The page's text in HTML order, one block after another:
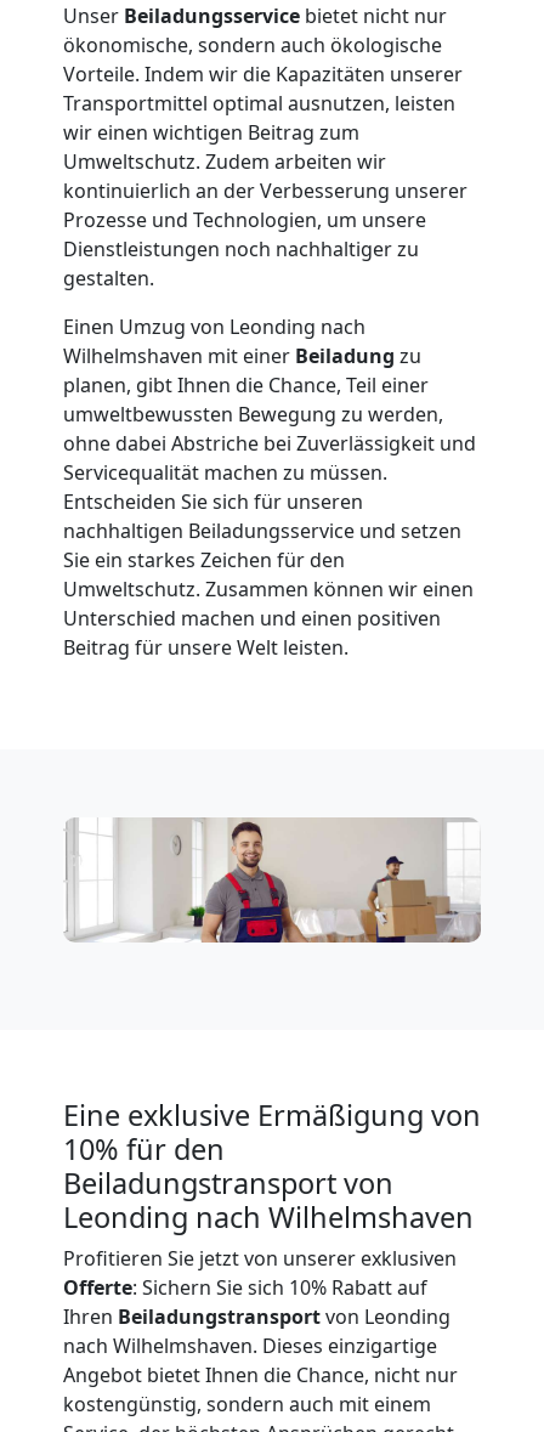
Unser Beiladungsservice bietet nicht nur
ökonomische, sondern auch ökologische
Vorteile. Indem wir die Kapazitäten unserer
Transportmittel optimal ausnutzen, leisten
wir einen wichtigen Beitrag zum
Umweltschutz. Zudem arbeiten wir
kontinuierlich an der Verbesserung unserer
Prozesse und Technologien, um unsere
Dienstleistungen noch nachhaltiger zu
gestalten.
Einen Umzug von Leonding nach
Wilhelmshaven mit einer Beiladung zu
planen, gibt Ihnen die Chance, Teil einer
umweltbewussten Bewegung zu werden,
ohne dabei Abstriche bei Zuverlässigkeit und
Servicequalität machen zu müssen.
Entscheiden Sie sich für unseren
nachhaltigen Beiladungsservice und setzen
Sie ein starkes Zeichen für den
Umweltschutz. Zusammen können wir einen
Unterschied machen und einen positiven
Beitrag für unsere Welt leisten.
Eine exklusive Ermäßigung von
10% für den
Beiladungstransport von
Leonding nach Wilhelmshaven
Profitieren Sie jetzt von unserer exklusiven
Offerte: Sichern Sie sich 10% Rabatt auf
Ihren Beiladungstransportvon Leonding
nach Wilhelmshaven. Dieses einzigartige
Angebot bietet Ihnen die Chance, nicht nur
kostengünstig, sondern auch mit einem
Leonding
Umzug
für
Senioren
Leonding
Fernumzug
Leonding
Firmenumzug
Büroumzug
Leonding
Tragehilfe
Leonding
Kleiner
Umzug
Leonding